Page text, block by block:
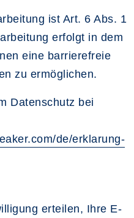
ist Art. 6 Abs. 1
erfolgt in dem
eine barrierefreie
zu ermöglichen.
Datenschutz bei
de/erklarung-
erteilen, Ihre E-